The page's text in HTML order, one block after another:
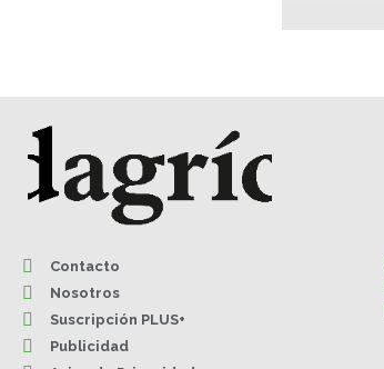
Contacto
Nosotros
Suscripción PLUS+
Publicidad